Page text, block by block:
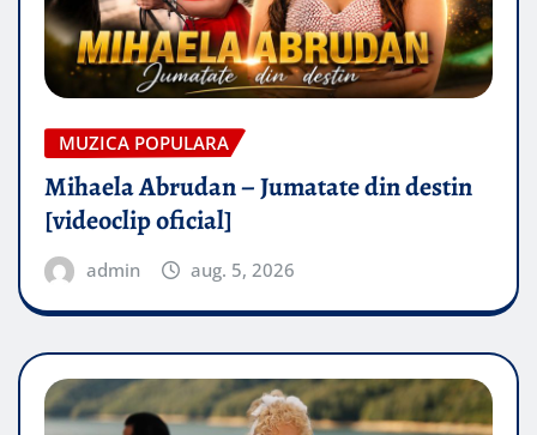
MUZICA POPULARA
Mihaela Abrudan – Jumatate din destin
[videoclip oficial]
admin aug. 5, 2026